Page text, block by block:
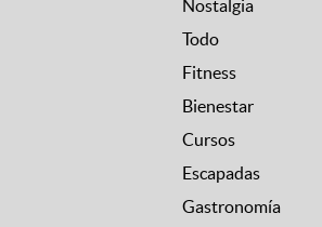
Nostalgia
Todo
Fitness
Bienestar
Cursos
Escapadas
Gastronomía